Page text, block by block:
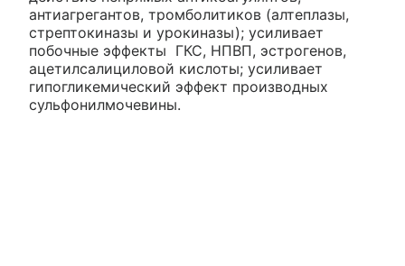
антиагрегантов, тромболитиков (алтеплазы,
стрептокиназы и урокиназы); усиливает
побочные эффекты ГКС, НПВП, эстрогенов,
ацетилсалициловой кислоты; усиливает
гипогликемический эффект производных
сульфонилмочевины.